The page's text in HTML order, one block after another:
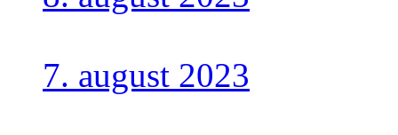
7. august 2023